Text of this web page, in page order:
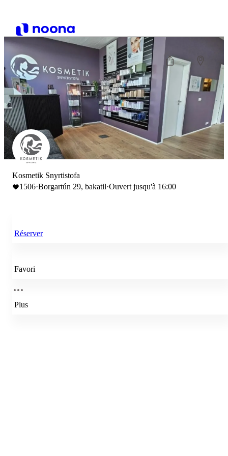
Kosmetik Snyrtistofa
1506·Borgartún 29, bakatil·Ouvert jusqu'à 16:00
Réserver
Favori
Plus